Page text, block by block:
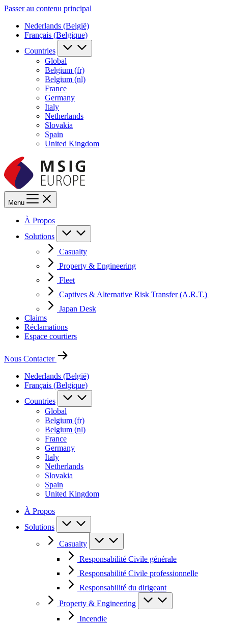
Passer au contenu principal
Nederlands (België)
Français (Belgique)
Countries
Global
Belgium (fr)
Belgium (nl)
France
Germany
Italy
Netherlands
Slovakia
Spain
United Kingdom
Menu
À Propos
Solutions
Casualty
Property & Engineering
Fleet
Captives & Alternative Risk Transfer (A.R.T.)
Japan Desk
Claims
Réclamations
Espace courtiers
Nous Contacter
Nederlands (België)
Français (Belgique)
Countries
Global
Belgium (fr)
Belgium (nl)
France
Germany
Italy
Netherlands
Slovakia
Spain
United Kingdom
À Propos
Solutions
Casualty
Responsabilité Civile générale
Responsabilité Civile professionnelle
Responsabilité du dirigeant
Property & Engineering
Incendie